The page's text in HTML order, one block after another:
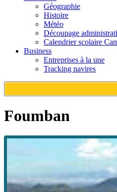
Géographie
Histoire
Météo
Découpage
Calendrier scolaire
Business
Entreprises à la une
Tracking navires
Foumban